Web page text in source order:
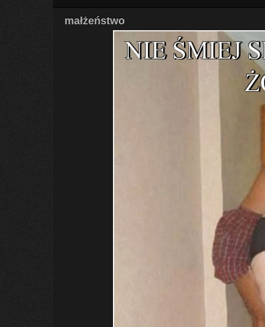
małżeństwo